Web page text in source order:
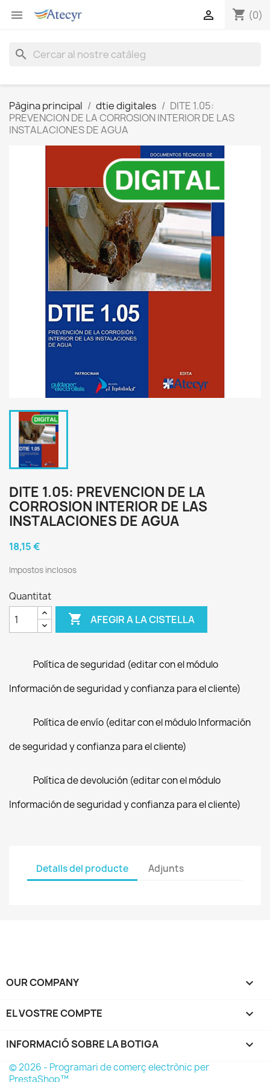
 shopping_cart (0)

search
Pàgina principal dtie digitales
DITE 1.05:
PREVENCION DE LA CORROSION INTERIOR DE LAS
INSTALACIONES DE AGUA
DITE 1.05: PREVENCION DE LA
CORROSION INTERIOR DE LAS
INSTALACIONES DE AGUA
18,15 €
Impostos inclosos
Quantitat
 AFEGIR A LA CISTELLA
Política de seguridad (editar con el módulo
Información de seguridad y confianza para el cliente)
Política de envío (editar con el módulo Información
de seguridad y confianza para el cliente)
Política de devolución (editar con el módulo
Información de seguridad y confianza para el cliente)
Detalls del producte Adjunts
OUR COMPANY 
EL VOSTRE COMPTE 
INFORMACIÓ SOBRE LA BOTIGA keyboard_arrow_down
© 2026 - Programari de comerç electrònic per
PrestaShop™